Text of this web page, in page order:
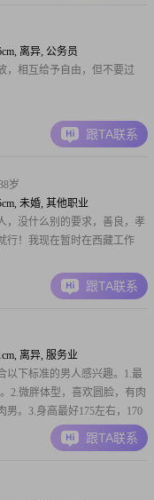
论是对
离异, 公务员
，相互给予自由，但不要过
跟TA联系
岁
未婚, 其他职业
，没什么别的要求，善良，孝
行！我现在暂时在西藏工作
跟TA联系
离异, 服务业
以下标准的男人感兴趣。1.最
2.微胖体型，喜欢圆脸，有肉
男。3.身高最好175左右，170
4.有衣品，有音乐细胞，喜欢
历丰富一点的男人，低调内
孤独也是一种美。
跟TA联系